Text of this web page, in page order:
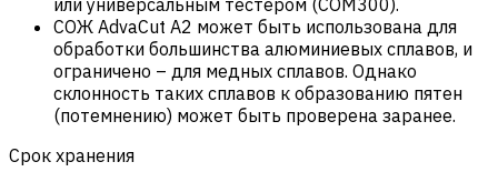
СОЖ AdvaCut A2 может быть использована для
обработки большинства алюминиевых сплавов, и
ограничено – для медных сплавов. Однако
склонность таких сплавов к образованию пятен
(потемнению) может быть проверена заранее.
Срок хранения